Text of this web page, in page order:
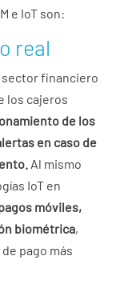
e IoT son:
real
sector financiero
los cajeros
de los
en caso de
Al mismo
IoT en
móviles,
biométrica,
pago más